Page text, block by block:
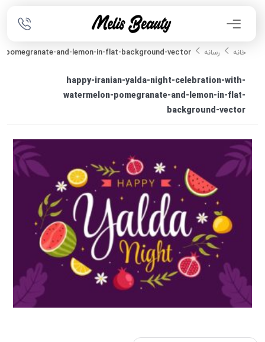
خانه رسانه pomegranate-and-lemon-in-flat-background-vector
happy-iranian-yalda-night-celebration-with-
watermelon-pomegranate-and-lemon-in-flat-
background-vector